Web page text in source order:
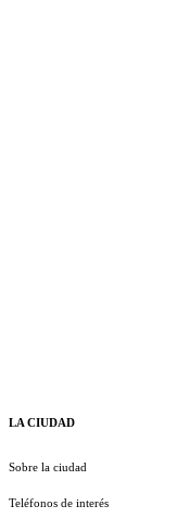
LA CIUDAD
Sobre la ciudad
Teléfonos de interés